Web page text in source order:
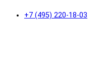
+7 (495) 220-18-03